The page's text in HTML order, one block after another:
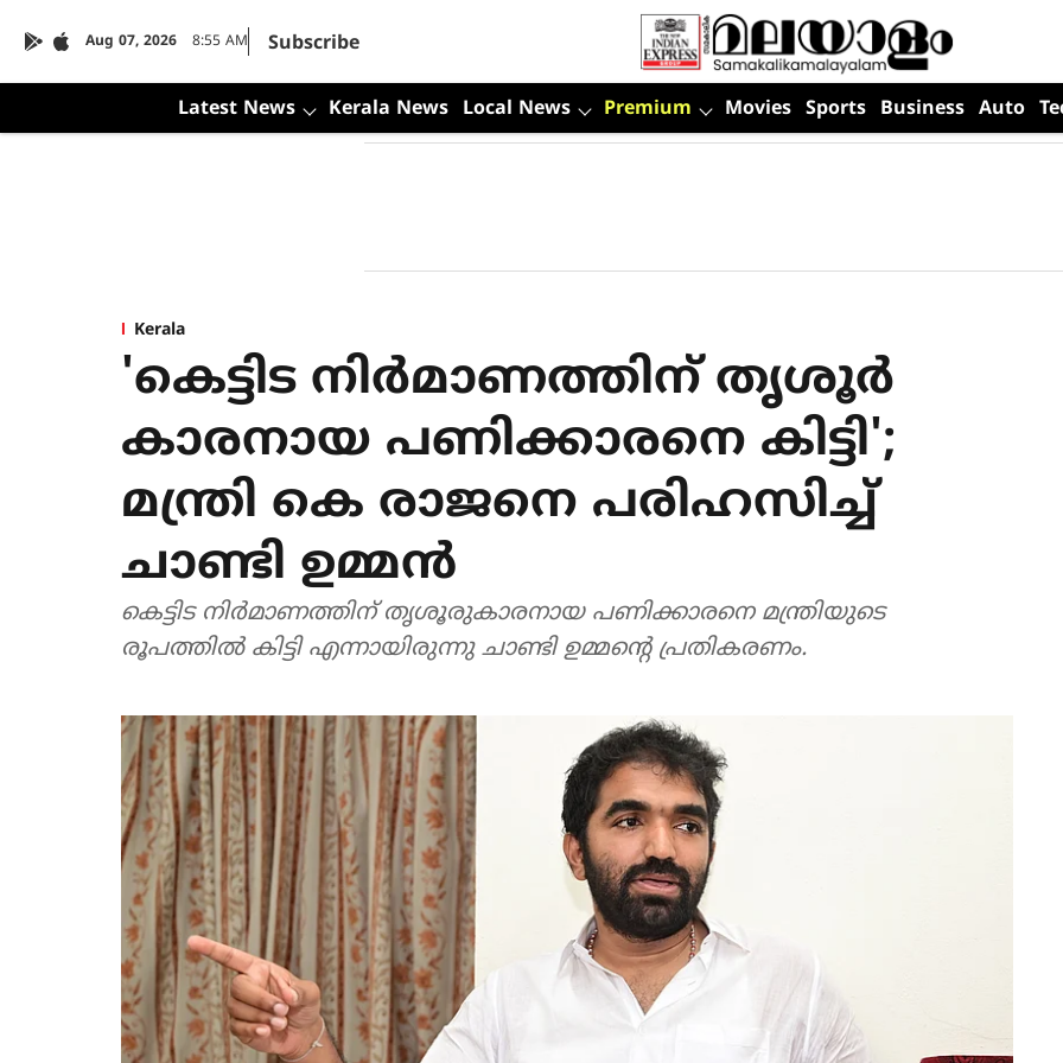
Aug 07, 2026 8:55 AM Subscribe
Latest News Kerala News Local News Premium Movies Sports Business Auto
Kerala
'കെട്ടിട നിര്‍മാണത്തിന് തൃശൂര്‍
കാരനായ പണിക്കാരനെ കിട്ടി';
മന്ത്രി കെ രാജനെ പരിഹസിച്ച്
ചാണ്ടി ഉമ്മന്‍
കെട്ടിട നിര്‍മാണത്തിന് തൃശൂരുകാരനായ പണിക്കാരനെ മന്ത്രിയുടെ
രൂപത്തില്‍ കിട്ടി എന്നായിരുന്നു ചാണ്ടി ഉമ്മന്റെ പ്രതികരണം.